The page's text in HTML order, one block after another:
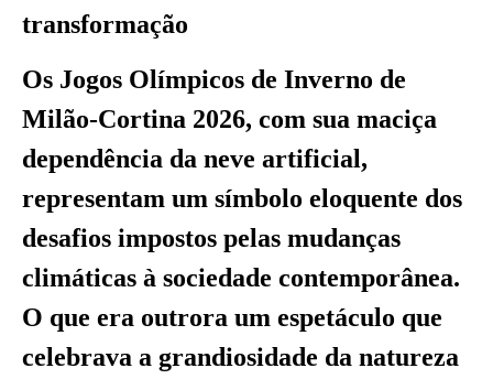
transformação
Os Jogos Olímpicos de Inverno de
Milão-Cortina 2026, com sua maciça
dependência da neve artificial,
representam um símbolo eloquente dos
desafios impostos pelas mudanças
climáticas à sociedade contemporânea.
O que era outrora um espetáculo que
celebrava a grandiosidade da natureza